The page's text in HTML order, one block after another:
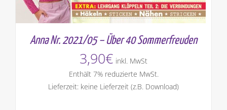
Anna Nr. 2021/05 – Über 40 Sommerfreuden
3,90€ inkl. MwSt
Enthält 7% reduzierte MwSt.
Lieferzeit: keine Lieferzeit (z.B. Download)